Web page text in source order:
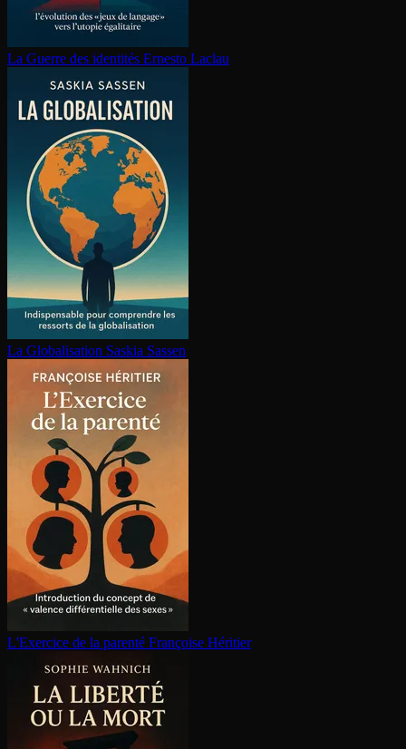
La Guerre des identités Ernesto Laclau
La Glo­ba­li­sa­tion Saskia Sassen
L'Exercice de la parenté Françoise Héritier